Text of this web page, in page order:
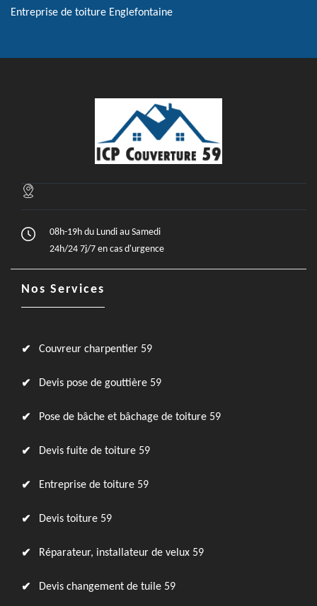
Entreprise de toiture Englefontaine
08h-19h du Lundi au Samedi
24h/24 7j/7 en cas d'urgence
Nos Services
Couvreur charpentier 59
Devis pose de gouttière 59
Pose de bâche et bâchage de toiture 59
Devis fuite de toiture 59
Entreprise de toiture 59
Devis toiture 59
Réparateur, installateur de velux 59
Devis changement de tuile 59